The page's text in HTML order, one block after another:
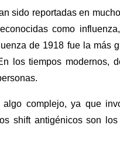
sido reportadas en
como
de 1918 fue la más
los tiempos modernos,
complejo, ya que
shift antigénicos son